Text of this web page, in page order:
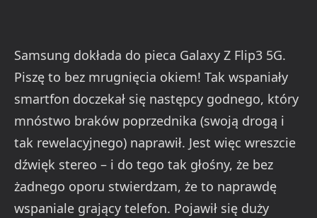
Samsung dokłada do pieca Galaxy Z Flip3 5G.
Piszę to bez mrugnięcia okiem! Tak wspaniały
smartfon doczekał się następcy godnego, który
mnóstwo braków poprzednika (swoją drogą i
tak rewelacyjnego) naprawił. Jest więc wreszcie
dźwięk stereo – i do tego tak głośny, że bez
żadnego oporu stwierdzam, że to naprawdę
wspaniale grający telefon. Pojawił się duży